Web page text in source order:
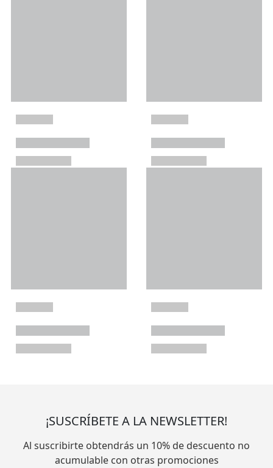
¡SUSCRÍBETE A LA NEWSLETTER!
Al suscribirte obtendrás un 10% de descuento no
acumulable con otras promociones